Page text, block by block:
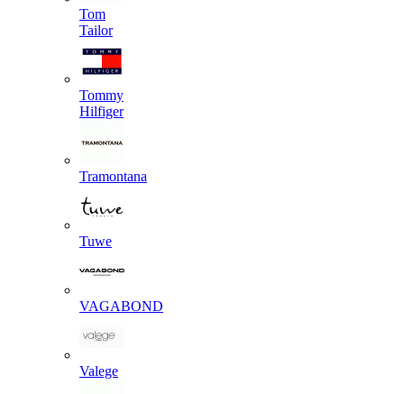
Tom
Tailor
Tommy
Hilfiger
Tramontana
Tuwe
VAGABOND
Valege